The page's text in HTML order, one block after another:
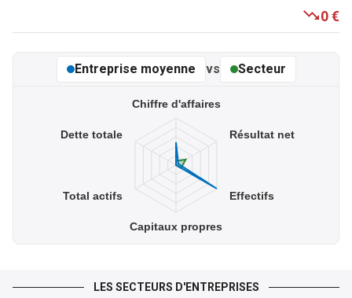
0 €
Dette totale
Entreprise moyenne vs Secteur
Chiffre d'affaires
Résultat net
Effectifs
Capitaux propres
Total actifs
Dette totale
LES SECTEURS D'ENTREPRISES